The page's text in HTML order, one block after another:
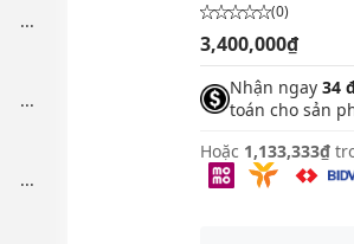
...
...
...
(0)
3,400,000₫
Nhận ngay 34
toán cho sản
Hoặc 1,133,333₫